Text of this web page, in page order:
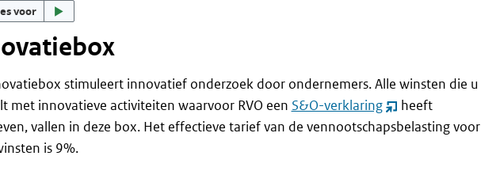
voor
stimuleert innovatief onderzoek door ondernemers. Alle winsten die u
met innovatieve activiteiten waarvoor RVO een S&O-verklaring (opent
nieuw
heeft
vallen in deze box. Het effectieve tarief van de vennootschapsbelasting voor
is 9%.